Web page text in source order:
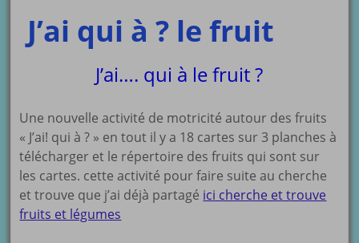
J’ai qui à ? le fruit
J’ai…. qui à le fruit ?
Une nouvelle activité de motricité autour des fruits
« J’ai! qui à ? » en tout il y a 18 cartes sur 3 planches à
télécharger et le répertoire des fruits qui sont sur
les cartes. cette activité pour faire suite au cherche
et trouve que j’ai déjà partagé ici cherche et trouve
fruits et légumes